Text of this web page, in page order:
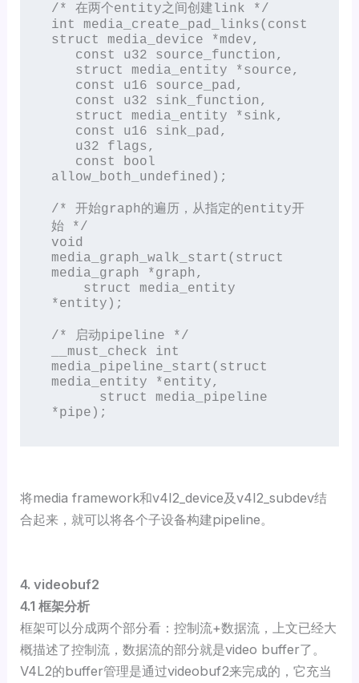
/* 在两个entity之间创建link */
int media_create_pad_links(const
struct media_device *mdev,
const u32 source_function,
struct media_entity *source,
const u16 source_pad,
const u32 sink_function,
struct media_entity *sink,
const u16 sink_pad,
u32 flags,
const bool
allow_both_undefined);
/* 开始graph的遍历，从指定的entity开
始 */
void
media_graph_walk_start(struct
media_graph *graph,
struct media_entity
*entity);
/* 启动pipeline */
__must_check int
media_pipeline_start(struct
media_entity *entity,
struct media_pipeline
*pipe);
将media framework和v4l2_device及v4l2_subdev结
合起来，就可以将各个子设备构建pipeline。
4. videobuf2
4.1 框架分析
框架可以分成两个部分看：控制流+数据流，上文已经大
概描述了控制流，数据流的部分就是video buffer了。
V4L2的buffer管理是通过videobuf2来完成的，它充当